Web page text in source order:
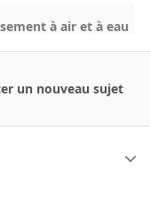
à air et à eau
un nouveau sujet